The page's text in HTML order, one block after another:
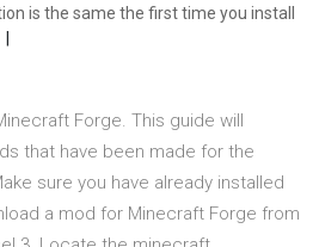
is the same the first time you install
Forge. This guide will
that have been made for the
sure you have already installed
a mod for Minecraft Forge from